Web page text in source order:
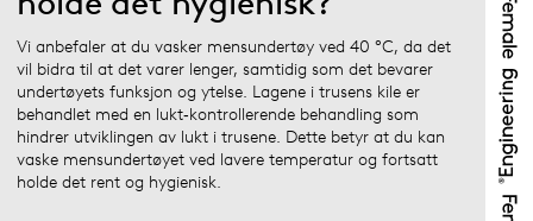
Vi anbefaler at du vasker mensundertøy ved 40 °C, da det
vil bidra til at det varer lenger, samtidig som det bevarer
undertøyets funksjon og ytelse. Lagene i trusens kile er
behandlet med en lukt‑kontrollerende behandling som
hindrer utviklingen av lukt i trusene. Dette betyr at du kan
vaske mensundertøyet ved lavere temperatur og fortsatt
holde det rent og hygienisk.